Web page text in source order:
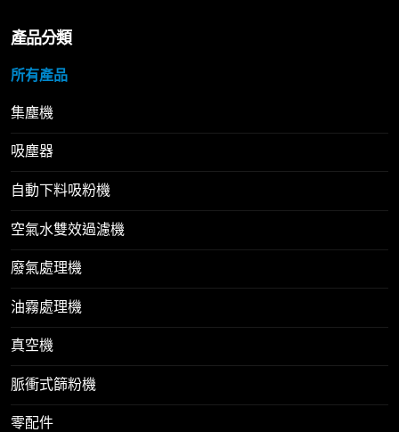
產品分類
所有產品
集塵機
吸塵器
自動下料吸粉機
空氣水雙效過濾機
廢氣處理機
油霧處理機
真空機
脈衝式篩粉機
零配件